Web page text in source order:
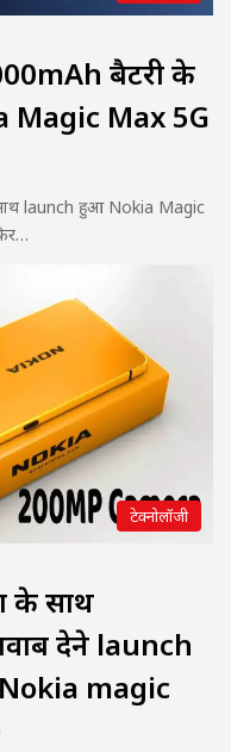
बैटरी के
Max 5G
launch हुआ Nokia Magic
टेक्नोलॉजी
के साथ
देने launch
magic